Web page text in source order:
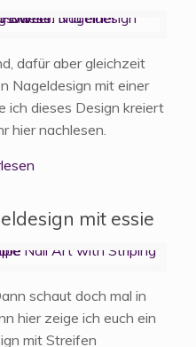
dafür aber gleichzeit
Nageldesign mit einer
ich dieses Design kreiert
hier nachlesen.
mit essie
schaut doch mal in
hier zeige ich euch ein
mit Streifen